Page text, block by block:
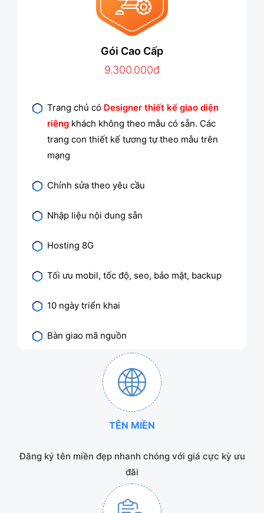
Gói Cao Cấp
9.300.000đ
Trang chủ có Designer thiết kế giao diện
riêng khách không theo mẫu có sẵn. Các
trang con thiết kế tương tự theo mẫu trên
mạng
Chỉnh sửa theo yêu cầu
Nhập liệu nội dung sẵn
Hosting 8G
Tối ưu mobil, tốc độ, seo, bảo mật, backup
10 ngày triển khai
Bàn giao mã nguồn
TÊN MIỀN
Đăng ký tên miền đẹp nhanh chóng với giá cực kỳ ưu
đãi